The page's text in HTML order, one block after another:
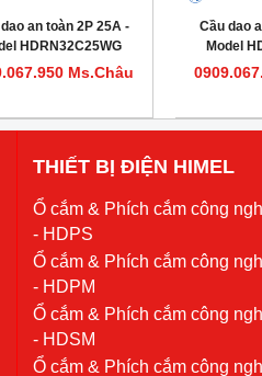
an toàn 2P 25A -
HDRN32C25WG
Ms.Châu
Cầu dao
Model
THIẾT BỊ ĐIỆN HIMEL
Ổ cắm & Phích cắm công
- HDPS
Ổ cắm & Phích cắm công
- HDPM
Ổ cắm & Phích cắm công
- HDSM
Ổ cắm & Phích cắm công